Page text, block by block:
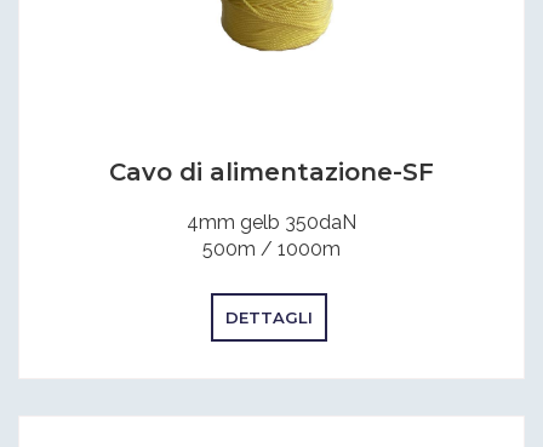
Cavo di alimentazione-SF
4mm gelb 350daN
500m / 1000m
DETTAGLI